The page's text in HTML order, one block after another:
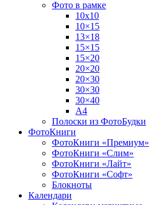
Фото в рамке
10х10
10×15
13×18
15×15
15×20
20×20
20×30
30×30
30×40
A4
Полоски из ФотоБудки
ФотоКниги
ФотоКниги «Премиум»
ФотоКниги «Слим»
ФотоКниги «Лайт»
ФотоКниги «Софт»
Блокноты
Календари